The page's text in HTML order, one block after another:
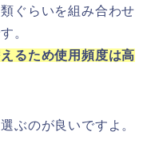
ぐらいを組み合わせ
。
るため使用頻度は高
ぶのが良いですよ。